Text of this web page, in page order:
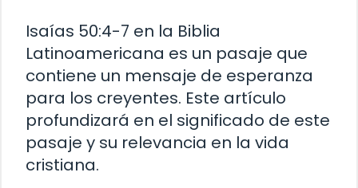
Isaías 50:4-7 en la Biblia
Latinoamericana es un pasaje que
contiene un mensaje de esperanza
para los creyentes. Este artículo
profundizará en el significado de este
pasaje y su relevancia en la vida
cristiana.